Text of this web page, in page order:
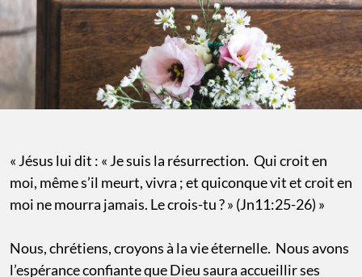
« Jésus lui dit : « Je suis la résurrection. Qui croit en
moi, même s’il meurt, vivra ; et quiconque vit et croit en
moi ne mourra jamais. Le crois-tu ? » (Jn11:25-26) »
Nous, chrétiens, croyons à la vie éternelle. Nous avons
l’espérance confiante que Dieu saura accueillir ses